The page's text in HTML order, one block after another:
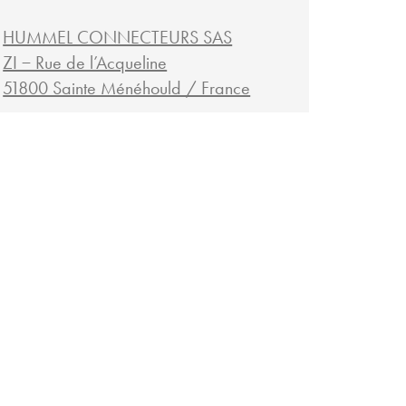
HUMMEL CONNECTEURS SAS
ZI − Rue de l’Acqueline
51800 Sainte Ménéhould / France